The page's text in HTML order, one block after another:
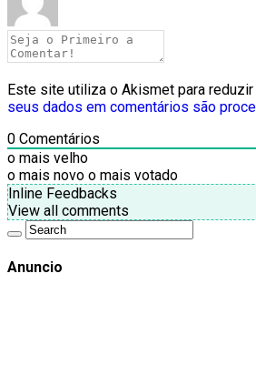
Este site utiliza o Akismet para reduzir
seus dados em comentários são
0 Comentários
o mais velho
o mais novo o mais votado
Inline Feedbacks
View all comments
Anuncio